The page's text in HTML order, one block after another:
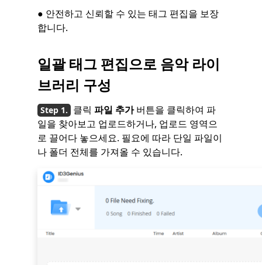
● 안전하고 신뢰할 수 있는 태그 편집을 보장
합니다.
일괄 태그 편집으로 음악 라이
브러리 구성
클릭 파일 추가버튼을 클릭하여 파
일을 찾아보고 업로드하거나, 업로드 영역으
로 끌어다 놓으세요. 필요에 따라 단일 파일이
나 폴더 전체를 가져올 수 있습니다.